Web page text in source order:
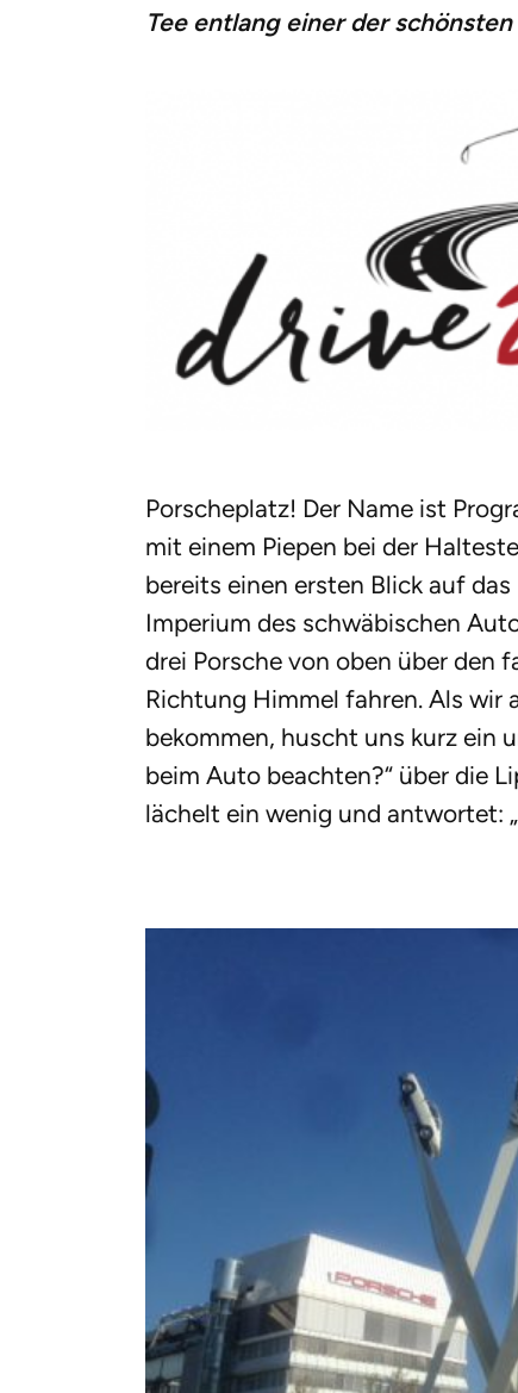
Tee entlang einer der
Porscheplatz! Der Name ist
mit einem Piepen bei der
bereits einen ersten Blick auf
Imperium des schwäbischen
drei Porsche von oben über den
Richtung Himmel fahren. Als wir
bekommen, huscht uns kurz ein
beim Auto beachten?“ über die
lächelt ein wenig und antwortet: